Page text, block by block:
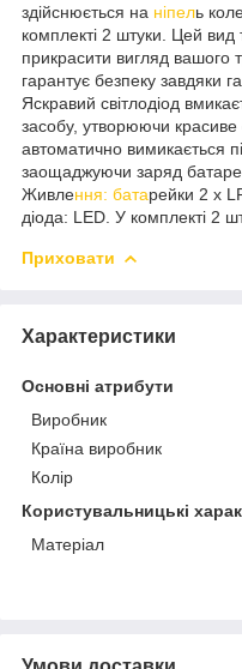
здійснюється на ніпель
комплекті 2 штуки. Цей вид
прикрасити вигляд вашого
гарантує безпеку завдяки
Яскравий світлодіод
засобу, утворюючи красиве
автоматично вимикається
заощаджуючи заряд
Живлення: батарейки 2 х
діода: LED. У комплекті 2
Приховати
Характеристики
Основні атрибути
Виробник
Країна виробник
Колір
Користувальницькі
Матеріал